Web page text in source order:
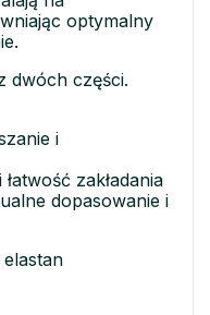
optymalny
dwóch części.
i
zakładania
dopasowanie i